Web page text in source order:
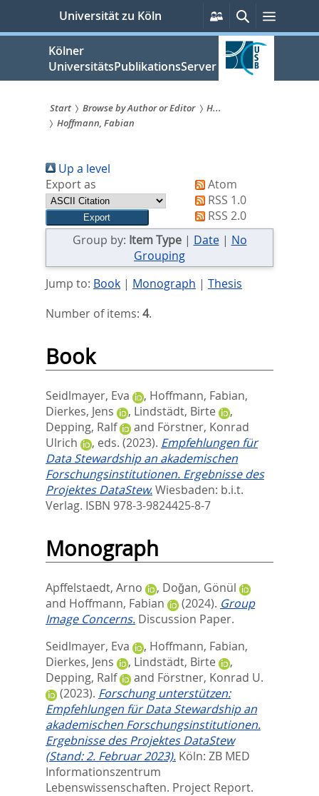
springen
Universität zu Köln
Persönliche
Services
SucheMenü
Kölner
UniversitätsPublikationsServer
Sie
sind
hier:
Start Browse by Author or Editor
H...
Hoffmann, Fabian
Up a level
Export as
Atom
RSS 1.0
RSS 2.0
Group by: Item Type| Date| No
Grouping
Jump to: Book| Monograph | Thesis
Number of items: 4.
Book
Seidlmayer, Eva , Hoffmann, Fabian,
Dierkes, Jens
, Lindstädt, Birte
,
Depping, Ralf
and Förstner, Konrad
Ulrich
, eds. (2023). Empfehlungen für
Data Stewardship an akademischen
Forschungsinstitutionen. Ergebnisse des
Projektes DataStew.Wiesbaden: b.i.t.
Verlag. ISBN 978-3-9824425-8-7
Monograph
Apffelstaedt, Arno , Doğan, Gönül
and Hoffmann, Fabian (2024). Group
Image Concerns. Discussion Paper.
Seidlmayer, Eva
, Hoffmann, Fabian,
Dierkes, Jens
, Lindstädt, Birte
,
Depping, Ralf
and Förstner, Konrad U.
(2023). Forschung unterstützen:
Empfehlungen für Data Stewardship an
akademischen Forschungsinstitutionen.
Ergebnisse des Projektes DataStew
(Stand: 2. Februar 2023). Köln: ZB MED
Informationszentrum
Lebenswissenschaften. Project Report.